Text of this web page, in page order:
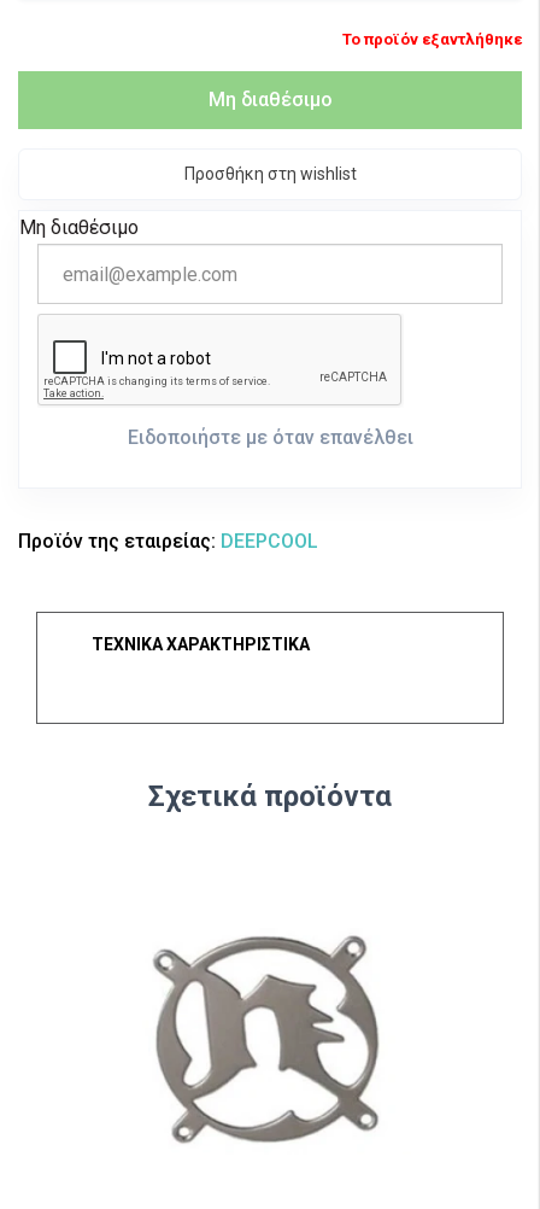
Το προϊόν εξαντλήθηκε
Μη διαθέσιμο
Προσθήκη στη wishlist
Μη διαθέσιμο
Ειδοποιήστε με όταν επανέλθει
Προϊόν της εταιρείας: DEEPCOOL
ΤΕΧΝΙΚΑ ΧΑΡΑΚΤΗΡΙΣΤΙΚΑ
Σχετικά προϊόντα